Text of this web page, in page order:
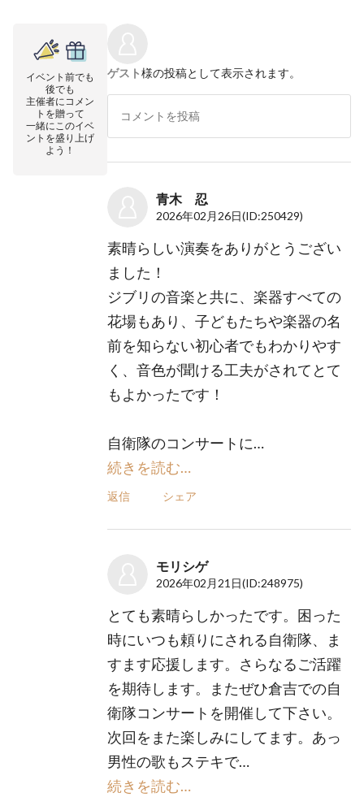
イベント前でも
後でも
主催者にコメン
トを贈って
一緒にこのイベ
ントを盛り上げ
よう！
ゲスト様の投稿として表示されます。
青木 忍
2026年02月26日(ID:250429)
素晴らしい演奏をありがとうござい
ました！
ジブリの音楽と共に、楽器すべての
花場もあり、子どもたちや楽器の名
前を知らない初心者でもわかりやす
く、音色が聞ける工夫がされてとて
もよかったです！
自衛隊のコンサートに…
続きを読む…
返信 シェア
モリシゲ
2026年02月21日(ID:248975)
とても素晴らしかったです。困った
時にいつも頼りにされる自衛隊、ま
すます応援します。さらなるご活躍
を期待します。またぜひ倉吉での自
衛隊コンサートを開催して下さい。
次回をまた楽しみにしてます。あっ
男性の歌もステキで…
続きを読む…